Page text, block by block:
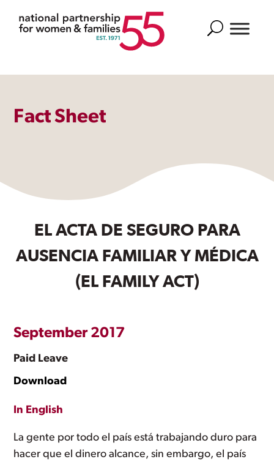
Search
Fact Sheet
EL ACTA DE SEGURO PARA
AUSENCIA FAMILIAR Y MÉDICA
(EL FAMILY ACT)
September 2017
Paid Leave
Download
In English
La gente por todo el país está trabajando duro para
hacer que el dinero alcance, sin embargo, el país